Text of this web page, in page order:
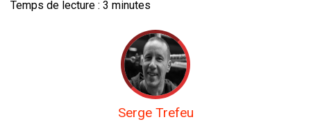
Temps de lecture : 3 minutes
Serge Trefeu